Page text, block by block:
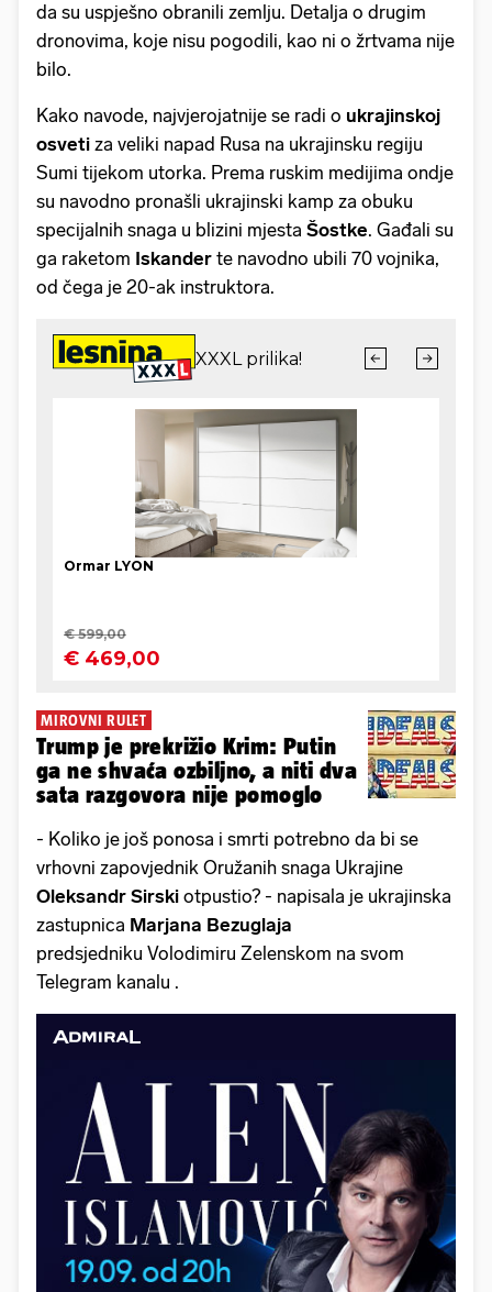
da su uspješno obranili zemlju. Detalja o drugim
dronovima, koje nisu pogodili, kao ni o žrtvama nije
bilo.
Kako navode, najvjerojatnije se radi o ukrajinskoj
osveti za veliki napad Rusa na ukrajinsku regiju
Sumi tijekom utorka. Prema ruskim medijima ondje
su navodno pronašli ukrajinski kamp za obuku
specijalnih snaga u blizini mjesta Šostke. Gađali su
ga raketom Iskander te navodno ubili 70 vojnika,
od čega je 20-ak instruktora.
MIROVNI RULET
Trump je prekrižio Krim: Putin
ga ne shvaća ozbiljno, a niti dva
sata razgovora nije pomoglo
- Koliko je još ponosa i smrti potrebno da bi se
vrhovni zapovjednik Oružanih snaga Ukrajine
Oleksandr Sirski otpustio? - napisala je ukrajinska
zastupnica Marjana Bezuglaja
predsjedniku Volodimiru Zelenskom na svom
Telegram kanalu .